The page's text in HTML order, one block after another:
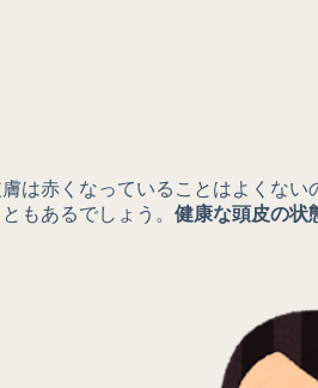
は赤くなっていることはよくな
もあるでしょう。 健康な頭皮の状